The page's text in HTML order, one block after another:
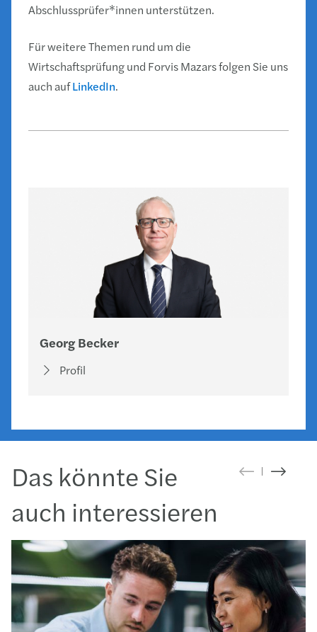
Abschlussprüfer*innen unterstützen.
Für weitere Themen rund um die
Wirtschaftsprüfung und Forvis Mazars folgen Sie uns
auch aufLinkedIn.
Georg Becker
Profil
Das könnte Sie
auch interessieren